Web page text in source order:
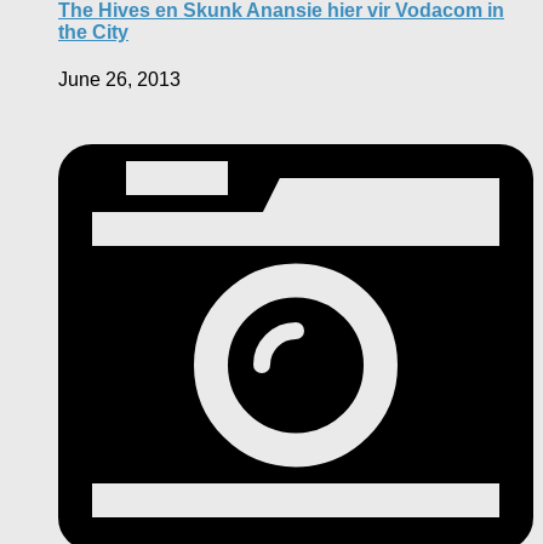
The Hives en Skunk Anansie hier vir Vodacom in
the City
June 26, 2013